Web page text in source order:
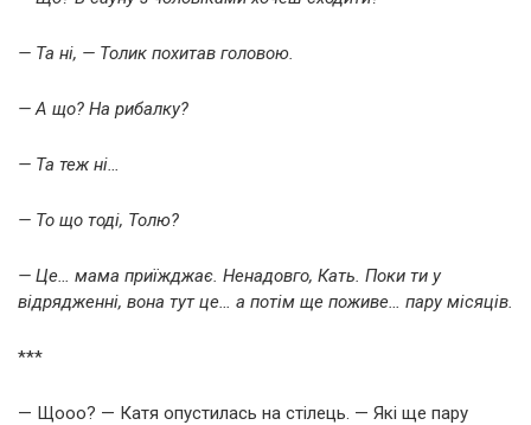
— Та ні, — Толик похитав головою.
— А що? На рибалку?
— Та теж ні…
— То що тоді, Толю?
— Це… мама приїжджає. Ненадовго, Кать. Поки ти у
відрядженні, вона тут це… а потім ще поживе… пару місяців.
***
— Щооо? — Катя опустилась на стілець. — Які ще пару